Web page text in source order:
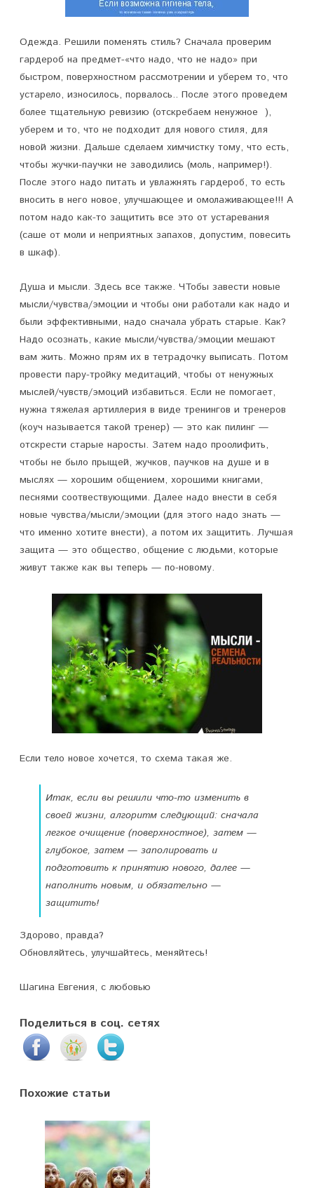
Одежда. Решили поменять стиль? Сначала проверим
гардероб на предмет-«что надо, что не надо» при
быстром, поверхностном рассмотрении и уберем то, что
устарело, износилось, порвалось.. После этого проведем
более тщательную ревизию (отскребаем ненужное ),
уберем и то, что не подходит для нового стиля, для
новой жизни. Дальше сделаем химчистку тому, что есть,
чтобы жучки-паучки не заводились (моль, например!).
После этого надо питать и увлажнять гардероб, то есть
вносить в него новое, улучшающее и омолаживающее!!! А
потом надо как-то защитить все это от устаревания
(саше от моли и неприятных запахов, допустим, повесить
в шкаф).
Душа и мысли. Здесь все также. ЧТобы завести новые
мысли/чувства/эмоции и чтобы они работали как надо и
были эффективными, надо сначала убрать старые. Как?
Надо осознать, какие мысли/чувства/эмоции мешают
вам жить. Можно прям их в тетрадочку выписать. Потом
провести пару-тройку медитаций, чтобы от ненужных
мыслей/чувств/эмоций избавиться. Если не помогает,
нужна тяжелая артиллерия в виде тренингов и тренеров
(коуч называется такой тренер) — это как пилинг —
отскрести старые наросты. Затем надо проолифить,
чтобы не было прыщей, жучков, паучков на душе и в
мыслях — хорошим общением, хорошими книгами,
песнями соотвествующими. Далее надо внести в себя
новые чувства/мысли/эмоции (для этого надо знать —
что именно хотите внести), а потом их защитить. Лучшая
защита — это общество, общение с людьми, которые
живут также как вы теперь — по-новому.
Если тело новое хочется, то схема такая же.
Итак, если вы решили что-то изменить в
своей жизни, алгоритм следующий: сначала
легкое очищение (поверхностное), затем —
глубокое, затем — заполировать и
подготовить к принятию нового, далее —
наполнить новым, и обязательно —
защитить!
Здорово, правда?
Обновляйтесь, улучшайтесь, меняйтесь!
Шагина Евгения, с любовью
Поделиться в соц. сетях
Похожие статьи